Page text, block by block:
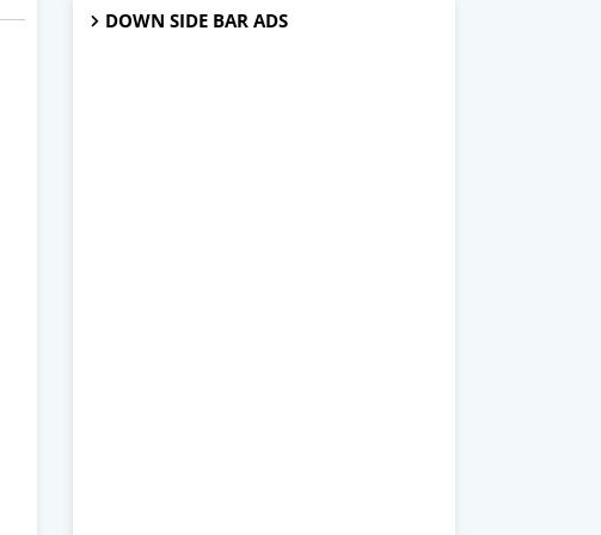
DOWN SIDE BAR ADS